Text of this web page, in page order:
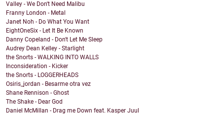
Valley - We Don't Need Malibu
Franny London - Metal
Janet Noh - Do What You Want
EightOneSix - Let It Be Known
Danny Copeland - Don't Let Me Sleep
Audrey Dean Kelley - Starlight
the Snorts - WALKING INTO WALLS
Inconsideration - Kicker
the Snorts - LOGGERHEADS
Osiris_jordan - Besarme otra vez
Shane Rennison - Ghost
The Shake - Dear God
Daniel McMillan - Drag me Down feat. Kasper Juul